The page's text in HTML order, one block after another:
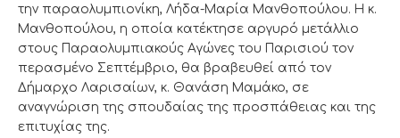
την παραολυμπιονίκη, Λήδα-Μαρία Μανθοπούλου. Η κ.
Μανθοπούλου, η οποία κατέκτησε αργυρό μετάλλιο
στους Παραολυμπιακούς Αγώνες του Παρισιού τον
περασμένο Σεπτέμβριο, θα βραβευθεί από τον
Δήμαρχο Λαρισαίων, κ. Θανάση Μαμάκο, σε
αναγνώριση της σπουδαίας της προσπάθειας και της
επιτυχίας της.